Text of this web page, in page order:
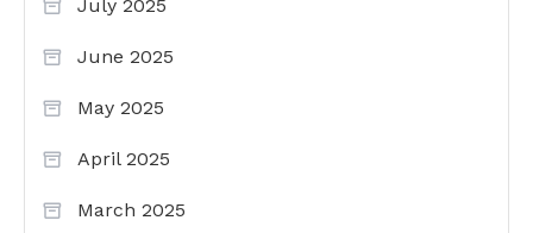
July 2025
June 2025
May 2025
April 2025
March 2025